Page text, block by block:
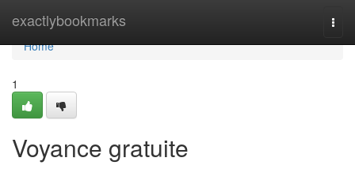
exactlybookmarks
Home
Home
1
Voyance gratuite